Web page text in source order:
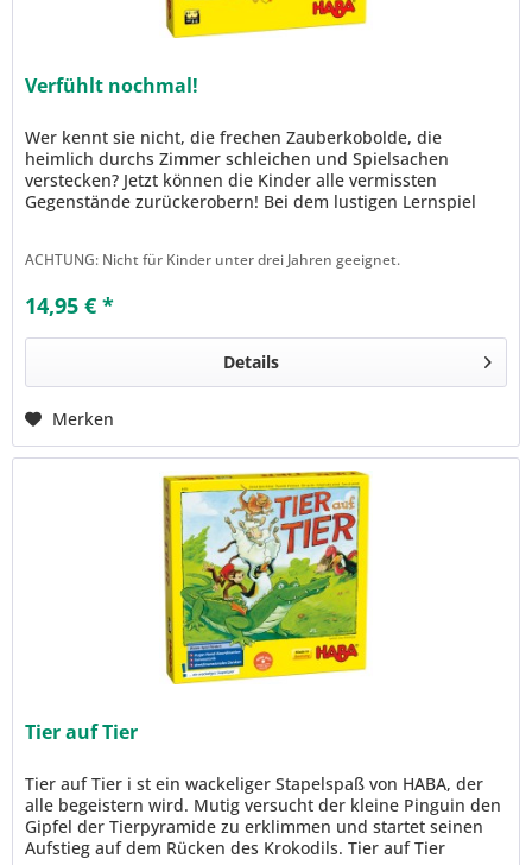
Verfühlt nochmal!
Wer kennt sie nicht, die frechen Zauberkobolde, die
heimlich durchs Zimmer schleichen und Spielsachen
verstecken? Jetzt können die Kinder alle vermissten
Gegenstände zurückerobern! Bei dem lustigen Lernspiel
ACHTUNG: Nicht für Kinder unter drei Jahren geeignet.
14,95 € *
Details
Merken
Tier auf Tier
Tier auf Tier i st ein wackeliger Stapelspaß von HABA, der
alle begeistern wird. Mutig versucht der kleine Pinguin den
Gipfel der Tierpyramide zu erklimmen und startet seinen
Aufstieg auf dem Rücken des Krokodils. Tier auf Tier